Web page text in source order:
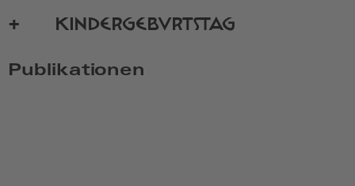
KINDERGEBURTSTAG
Publikationen